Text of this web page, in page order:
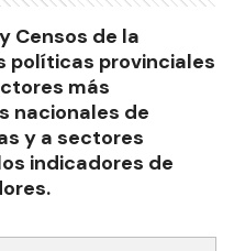
Censos de la
políticas provinciales
más
nacionales de
y a sectores
indicadores de